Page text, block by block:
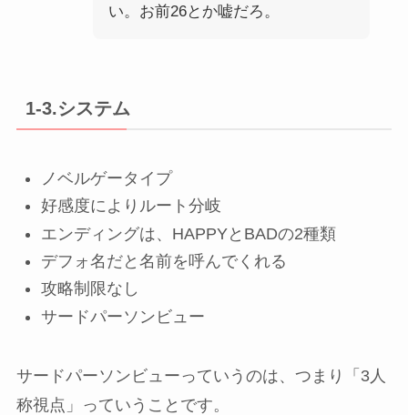
い。お前26とか嘘だろ。
1-3.システム
ノベルゲータイプ
好感度によりルート分岐
エンディングは、HAPPYとBADの2種類
デフォ名だと名前を呼んでくれる
攻略制限なし
サードパーソンビュー
サードパーソンビューっていうのは、つまり「3人
称視点」っていうことです。